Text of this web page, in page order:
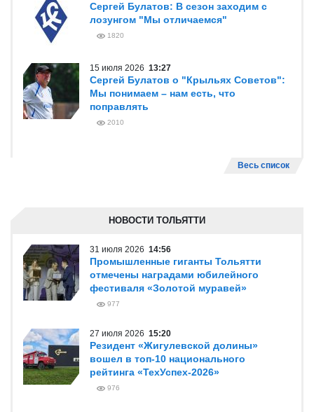
Сергей Булатов: В сезон заходим с
лозунгом "Мы отличаемся"
1820
15 июля 2026 13:27
Сергей Булатов о "Крыльях Советов":
Мы понимаем – нам есть, что
поправлять
2010
Весь список
НОВОСТИ ТОЛЬЯТТИ
31 июля 2026 14:56
Промышленные гиганты Тольятти
отмечены наградами юбилейного
фестиваля «Золотой муравей»
977
27 июля 2026 15:20
Резидент «Жигулевской долины»
вошел в топ-10 национального
рейтинга «ТехУспех-2026»
976